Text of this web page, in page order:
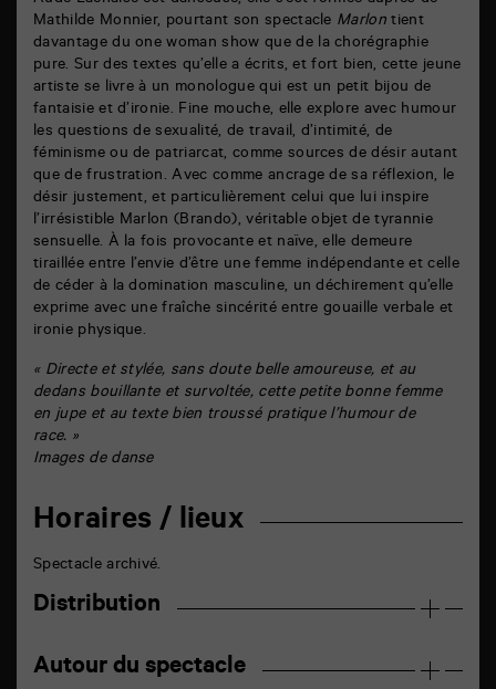
Mathilde Monnier, pourtant son spectacle Marlon tient
davantage du one woman show que de la chorégraphie
pure. Sur des textes qu’elle a écrits, et fort bien, cette jeune
artiste se livre à un monologue qui est un petit bijou de
fantaisie et d’ironie. Fine mouche, elle explore avec humour
les questions de sexualité, de travail, d’intimité, de
féminisme ou de patriarcat, comme sources de désir autant
que de frustration. Avec comme ancrage de sa réflexion, le
désir justement, et particulièrement celui que lui inspire
l’irrésistible Marlon (Brando), véritable objet de tyrannie
sensuelle. À la fois provocante et naïve, elle demeure
tiraillée entre l’envie d’être une femme indépendante et celle
de céder à la domination masculine, un déchirement qu’elle
exprime avec une fraîche sincérité entre gouaille verbale et
ironie physique.
« Directe et stylée, sans doute belle amoureuse, et au
dedans bouillante et survoltée, cette petite bonne femme
en jupe et au texte bien troussé pratique l’humour de
race. »
Images de danse
Horaires / lieux
Spectacle archivé.
Distribution
Autour du spectacle